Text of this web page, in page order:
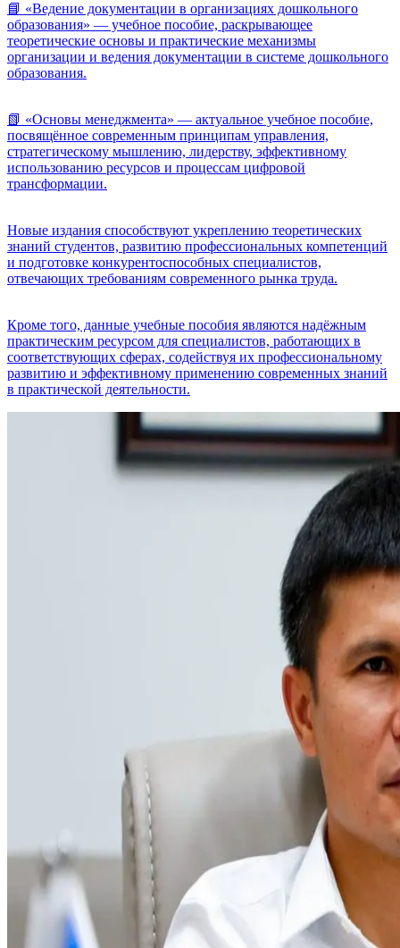
📘 «Ведение документации в организациях дошкольного
образования» — учебное пособие, раскрывающее
теоретические основы и практические механизмы
организации и ведения документации в системе дошкольного
образования.
📗 «Основы менеджмента» — актуальное учебное пособие,
посвящённое современным принципам управления,
стратегическому мышлению, лидерству, эффективному
использованию ресурсов и процессам цифровой
трансформации.
Новые издания способствуют укреплению теоретических
знаний студентов, развитию профессиональных компетенций
и подготовке конкурентоспособных специалистов,
отвечающих требованиям современного рынка труда.
Кроме того, данные учебные пособия являются надёжным
практическим ресурсом для специалистов, работающих в
соответствующих сферах, содействуя их профессиональному
развитию и эффективному применению современных знаний
в практической деятельности.